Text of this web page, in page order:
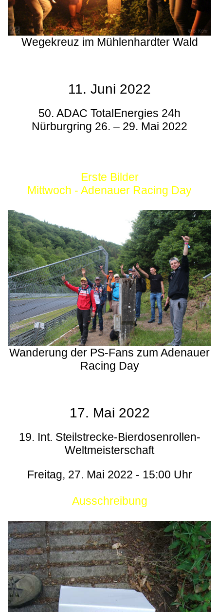
Wegekreuz im Mühlenhardter Wald
11. Juni 2022
50. ADAC TotalEnergies 24h
Nürburgring 26. – 29. Mai 2022
Erste Bilder
Mittwoch - Adenauer Racing Day
Wanderung der PS-Fans zum Adenauer
Racing Day
17. Mai 2022
19. Int. Steilstrecke-Bierdosenrollen-
Weltmeisterschaft
Freitag, 27. Mai 2022 - 15:00 Uhr
Ausschreibung